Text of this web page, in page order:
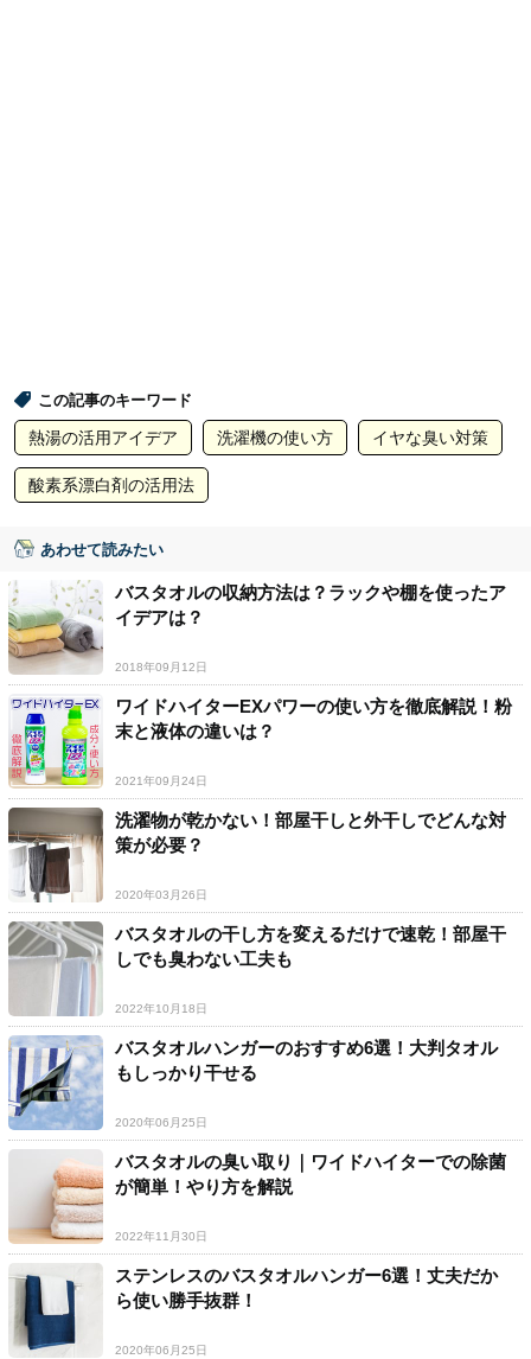
この記事のキーワード
熱湯の活用アイデア 洗濯機の使い方 イヤな臭い対策
酸素系漂白剤の活用法
あわせて読みたい
バスタオルの収納方法は？ラックや棚を使ったア
イデアは？
2018年09月12日
ワイドハイターEXパワーの使い方を徹底解説！粉
末と液体の違いは？
2021年09月24日
洗濯物が乾かない！部屋干しと外干しでどんな対
策が必要？
2020年03月26日
バスタオルの干し方を変えるだけで速乾！部屋干
しでも臭わない工夫も
2022年10月18日
バスタオルハンガーのおすすめ6選！大判タオル
もしっかり干せる
2020年06月25日
バスタオルの臭い取り｜ワイドハイターでの除菌
が簡単！やり方を解説
2022年11月30日
ステンレスのバスタオルハンガー6選！丈夫だか
ら使い勝手抜群！
2020年06月25日